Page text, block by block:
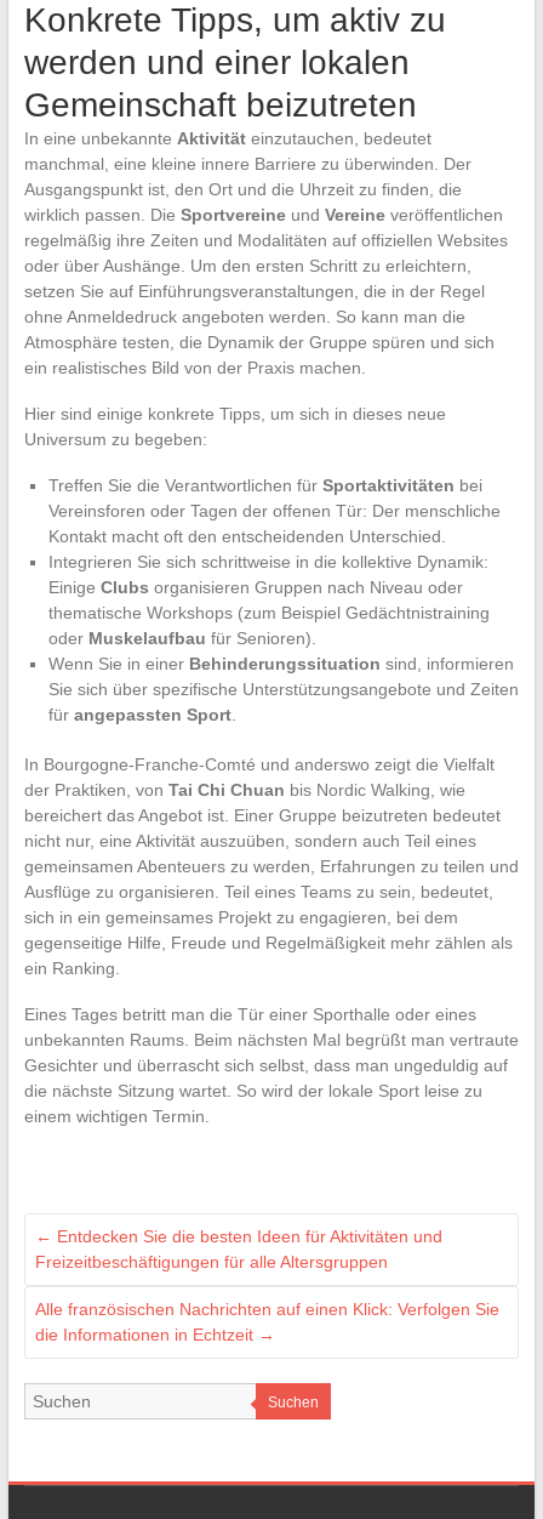
Konkrete Tipps, um aktiv zu
werden und einer lokalen
Gemeinschaft beizutreten
In eine unbekannte Aktivitäteinzutauchen, bedeutet
manchmal, eine kleine innere Barriere zu überwinden. Der
Ausgangspunkt ist, den Ort und die Uhrzeit zu finden, die
wirklich passen. Die Sportvereineund Vereineveröffentlichen
regelmäßig ihre Zeiten und Modalitäten auf offiziellen Websites
oder über Aushänge. Um den ersten Schritt zu erleichtern,
setzen Sie auf Einführungsveranstaltungen, die in der Regel
ohne Anmeldedruck angeboten werden. So kann man die
Atmosphäre testen, die Dynamik der Gruppe spüren und sich
ein realistisches Bild von der Praxis machen.
Hier sind einige konkrete Tipps, um sich in dieses neue
Universum zu begeben:
Treffen Sie die Verantwortlichen für Sportaktivitäten bei
Vereinsforen oder Tagen der offenen Tür: Der menschliche
Kontakt macht oft den entscheidenden Unterschied.
Integrieren Sie sich schrittweise in die kollektive Dynamik:
Einige Clubs organisieren Gruppen nach Niveau oder
thematische Workshops (zum Beispiel Gedächtnistraining
oder Muskelaufbau für Senioren).
Wenn Sie in einer Behinderungssituation sind, informieren
Sie sich über spezifische Unterstützungsangebote und Zeiten
für angepassten Sport.
In Bourgogne-Franche-Comté und anderswo zeigt die Vielfalt
der Praktiken, von Tai Chi Chuan bis Nordic Walking, wie
bereichert das Angebot ist. Einer Gruppe beizutreten bedeutet
nicht nur, eine Aktivität auszuüben, sondern auch Teil eines
gemeinsamen Abenteuers zu werden, Erfahrungen zu teilen und
Ausflüge zu organisieren. Teil eines Teams zu sein, bedeutet,
sich in ein gemeinsames Projekt zu engagieren, bei dem
gegenseitige Hilfe, Freude und Regelmäßigkeit mehr zählen als
ein Ranking.
Eines Tages betritt man die Tür einer Sporthalle oder eines
unbekannten Raums. Beim nächsten Mal begrüßt man vertraute
Gesichter und überrascht sich selbst, dass man ungeduldig auf
die nächste Sitzung wartet. So wird der lokale Sport leise zu
einem wichtigen Termin.
← Entdecken Sie die besten Ideen für Aktivitäten und
Freizeitbeschäftigungen für alle Altersgruppen
Alle französischen Nachrichten auf einen Klick: Verfolgen Sie
die Informationen in Echtzeit →
Suchen